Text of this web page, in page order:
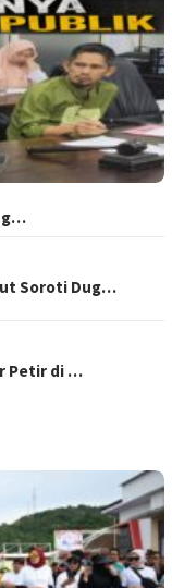
Soroti Dug…
Petir di …